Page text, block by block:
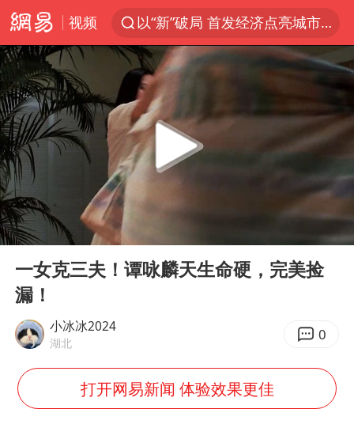
视频
以“新”破局 首发经济点亮城市消费活力
台风白海豚进入48小时警戒线
佛得角门将亮相智利俱乐部主场
宇树科技发行价格150.80元/股
看守所辅警收受10万获刑1年
宇树科技王兴兴身家有望超200亿元
五粮液渠道价一箱上涨近百元
CIA被曝已秘密设立古巴工作组
U17国足1分钟轰2球
中国养老床位“三连降”
Play
00:00
一女克三夫！谭咏麟天生命硬，完美捡
漏！
小冰冰2024
湖北 0
打开网易新闻 体验效果更佳